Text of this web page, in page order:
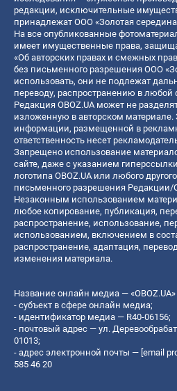
редакции, исключительные
принадлежат ООО «Золотая
На все опубликованные
имеет имущественные права,
«Об авторских правах и смежных
без письменного разрешения ООО
использовать, они не подлежат
переводу, распространению в любой
Редакция OBOZ.UA может не
изложенную в авторском материале.
информации, размещенной в
ответственность несет
Запрещено использование
сайте, даже с указанием
логотипа OBOZ.UA или любого
письменного разрешения Редакции/
Незаконным использованием
любое копирование, публикация,
распространение, использование,
использованием, включением в
распространение, адаптация,
изменения материала.
Название онлайн медиа — «OBOZ.UA»
- субъект в сфере онлайн медиа;
- идентификатор медиа — R40-06156;
- почтовый адрес — ул.
01013;
- адрес электронной почты — [email
585 46 20